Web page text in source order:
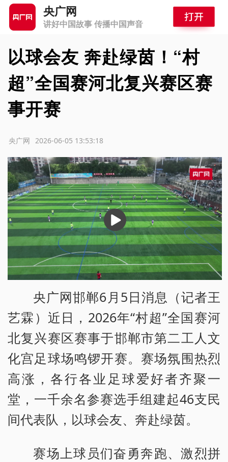
央广网
讲好中国故事 传播中国声音
以球会友 奔赴绿茵！“村
超”全国赛河北复兴赛区赛
事开赛
2026-06-05 13:53:18
央广网
播
放
央广网邯郸6月5日消息（记者王
艺霖）近日，2026年“村超”全国赛河
北复兴赛区赛事于邯郸市第二工人文
化宫足球场鸣锣开赛。赛场氛围热烈
高涨，各行各业足球爱好者齐聚一
堂，一千余名参赛选手组建起46支民
间代表队，以球会友、奔赴绿茵。
赛场上球员们奋勇奔跑、激烈拼